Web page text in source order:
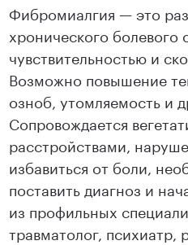
Фибромиалгия — это
хронического
чувствительностью и
Возможно повышение
озноб, утомляемость и
Сопровождается
расстройствами,
избавиться от боли,
поставить диагноз и
из профильных
травматолог, психиатр,